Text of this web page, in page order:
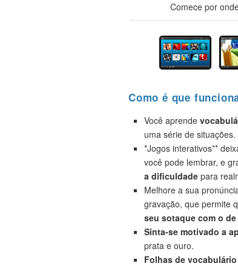
Comece por
Como é que
Você aprende
uma série de situações.
*Jogos interativos**
você pode lembrar, e
a dificuldade para
Melhore a sua
gravação, que permite
seu sotaque com o
Sinta-se motivado a
prata e ouro.
Folhas de